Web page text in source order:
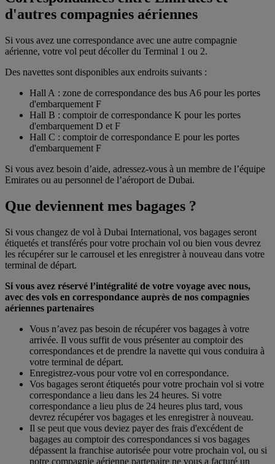
d'autres compagnies aériennes
Si vous avez une correspondance avec une autre compagnie
aérienne, votre vol peut décoller du Terminal 1 ou 2.
Des navettes sont disponibles aux endroits suivants :
Hall A : zone de correspondance des bus A6 pour les portes
d'embarquement F
Hall B : comptoir de correspondance K pour les portes
d'embarquement D et F
Hall C : comptoir de correspondance E pour les portes
d'embarquement F
Si vous avez besoin d’aide, adressez-vous à un membre de l’équipe
Emirates ou au personnel de l’aéroport de Dubai.
Que deviennent mes bagages ?
Si vous changez de vol à Dubai International, vos bagages seront
étiquetés et transférés pour votre prochain vol ou bien vous devrez
les récupérer sur le carrousel et les enregistrer à nouveau dans votre
terminal de départ.
Si vous avez réservé l’intégralité de votre voyage avec nous,
avec des vols en correspondance auprès de nos compagnies
aériennes partenaires
Vous n’avez pas besoin de récupérer vos bagages à votre
arrivée. Il vous suffit de vous présenter au comptoir des
correspondances et de prendre la navette qui vous conduira à
votre terminal de départ.
Enregistrez-vous pour votre vol en correspondance.
Vos bagages seront étiquetés pour votre prochain vol si votre
correspondance a lieu dans les 24 heures. Si votre
correspondance a lieu plus de 24 heures plus tard, vous
devrez récupérer vos bagages et les enregistrer à nouveau.
Il se peut que vous deviez payer des frais d'excédent de
bagages au comptoir des correspondances si vos bagages
dépassent la franchise autorisée pour votre prochain vol, ou si
notre compagnie aérienne partenaire ne vous a facturé un